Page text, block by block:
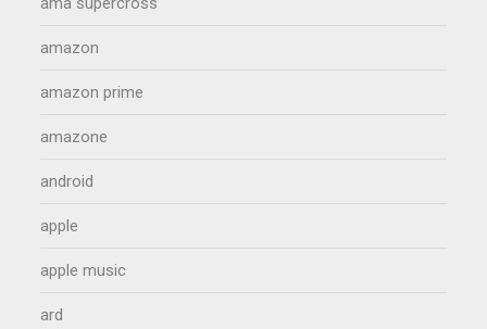
amazon
amazon prime
amazone
android
apple
apple music
ard